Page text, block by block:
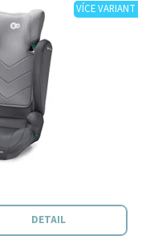
VÍCE VARIANT
DETAIL